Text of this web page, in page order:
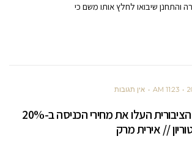
שיבואו לחלץ אותו משם כי
11:23 AM אין תגובות
בבריכת גלי השרון הציבורית העלו את מחירי הכניסה ב-20%
// אירית מרק